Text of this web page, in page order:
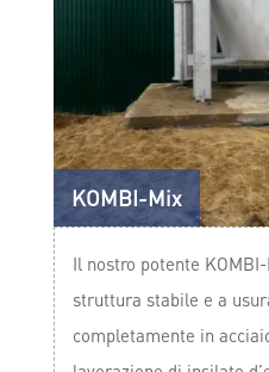
KOMBI-Mix
Il nostro potente
struttura stabile e a
completamente in